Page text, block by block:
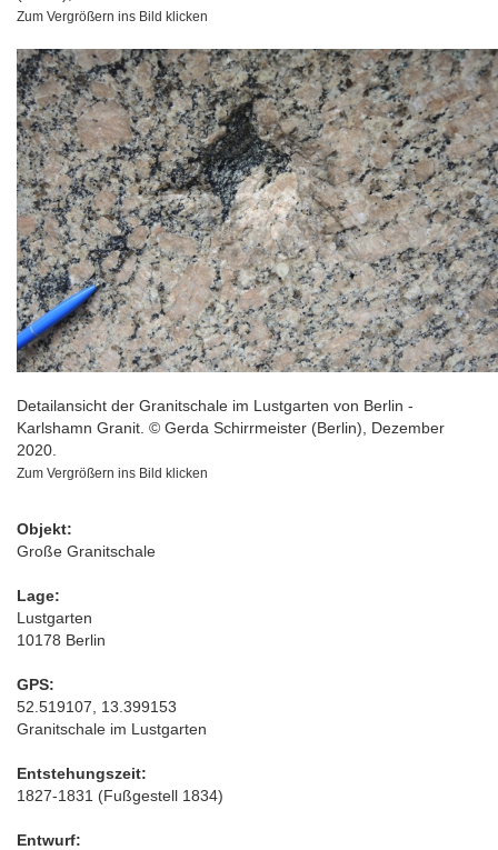
Zum Vergrößern ins Bild klicken
Detailansicht der Granitschale im Lustgarten von Berlin -
Karlshamn Granit. © Gerda Schirrmeister (Berlin), Dezember
2020.
Zum Vergrößern ins Bild klicken
Objekt:
Große Granitschale
Lage:
Lustgarten
10178 Berlin
GPS:
52.519107, 13.399153
Granitschale im Lustgarten
Entstehungszeit:
1827-1831 (Fußgestell 1834)
Entwurf: